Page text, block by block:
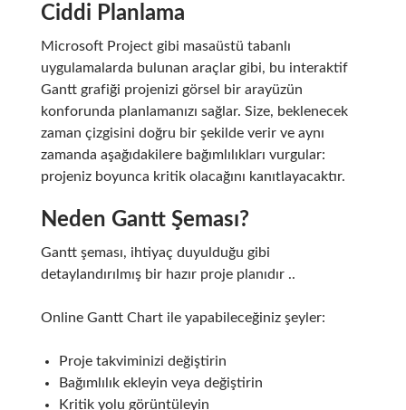
Ciddi Planlama
Microsoft Project gibi masaüstü tabanlı
uygulamalarda bulunan araçlar gibi, bu interaktif
Gantt grafiği projenizi görsel bir arayüzün
konforunda planlamanızı sağlar. Size, beklenecek
zaman çizgisini doğru bir şekilde verir ve aynı
zamanda aşağıdakilere bağımlılıkları vurgular:
projeniz boyunca kritik olacağını kanıtlayacaktır.
Neden Gantt Şeması?
Gantt şeması, ihtiyaç duyulduğu gibi
detaylandırılmış bir hazır proje planıdır ..
Online Gantt Chart ile yapabileceğiniz şeyler:
Proje takviminizi değiştirin
Bağımlılık ekleyin veya değiştirin
Kritik yolu görüntüleyin